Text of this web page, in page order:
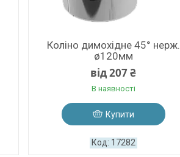
Коліно димохідне 45° нерж.
ø120мм
від 207 ₴
В наявності
Купити
17282